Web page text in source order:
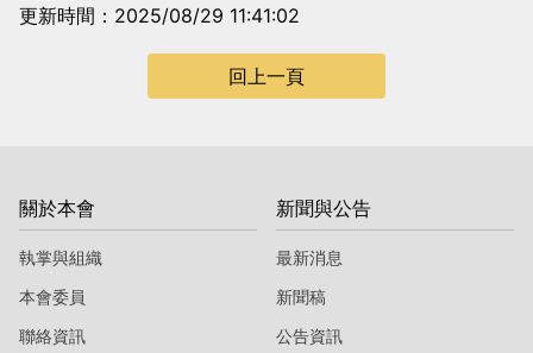
更新時間：2025/08/29 11:41:02
回上一頁
關於本會
執掌與組織
本會委員
聯絡資訊
新聞與公告
最新消息
新聞稿
公告資訊